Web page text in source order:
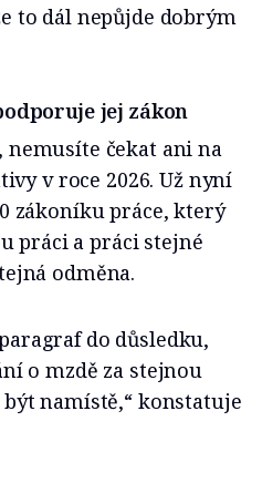
to dál nepůjde dobrým
jej zákon
čekat ani na
v roce 2026. Už nyní
zákoníku práce, který
práci a práci stejné
odměna.
do důsledku,
o mzdě za stejnou
namístě,“ konstatuje